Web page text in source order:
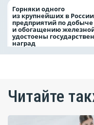
Горняки одного
из крупнейших в
предприятий по добыче
и обогащению
удостоены
наград
Читайте